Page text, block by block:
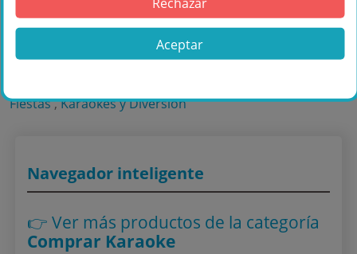
Lo encuentras también en: ,Comprar Karaoke,
Altavoces Portátiles,Equipos de sonido para Fiestas,
Karaoke completo: equipos y packs
Fiestas,Karaokes y Diversión
Navegador inteligente
👉 Ver más productos de la categoría
Comprar Karaoke
Aceptar